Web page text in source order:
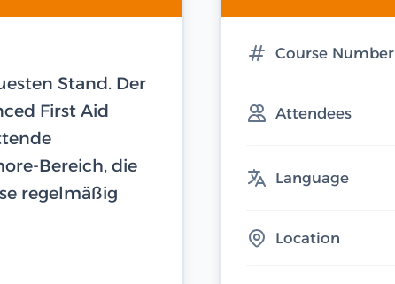
Stand. Der
First Aid
Bereich, die
regelmäßig
Course Number
Attendees
Language
Location